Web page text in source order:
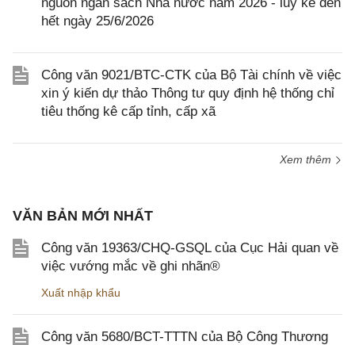
hết ngày 25/6/2026
Công văn 9021/BTC-CTK của Bộ Tài chính về việc
xin ý kiến dự thảo Thông tư quy định hệ thống chỉ
tiêu thống kê cấp tỉnh, cấp xã
Xem thêm
VĂN BẢN MỚI NHẤT
Công văn 19363/CHQ-GSQL của Cục Hải quan về
việc vướng mắc về ghi nhãn®
Xuất nhập khẩu
Công văn 5680/BCT-TTTN của Bộ Công Thương